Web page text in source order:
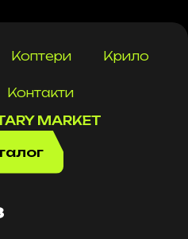
Коптери Крило
Контакти
MARKET